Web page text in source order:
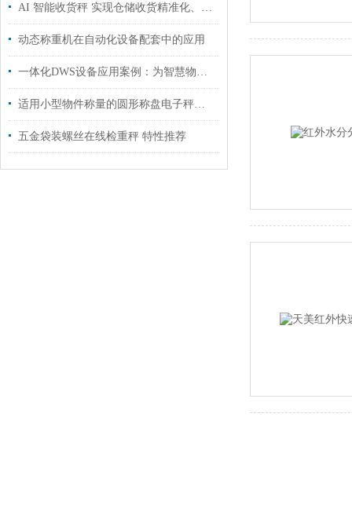
AI 智能收货秤 实现仓储收货精准化、智能化
动态称重机在自动化设备配套中的应用
一体化DWS设备应用案例：为智慧物流枢纽打造“无人化”数据采集通道
适用小型物件称量的圆形称盘电子秤推荐
五金袋装螺丝在线检重秤 特性推荐